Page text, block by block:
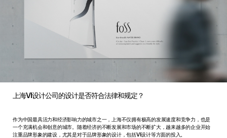
上海VI设计公司的设计是否符合法律和规定？
作为中国最具活力和经济影响力的城市之一，上海不仅拥有极高的发展速度和竞争力，也是
一个充满机会和创意的城市。随着经济的不断发展和市场的不断扩大，越来越多的企业开始
注重品牌形象的建设，尤其是对于品牌形象的设计，包括VI设计等方面的投入。